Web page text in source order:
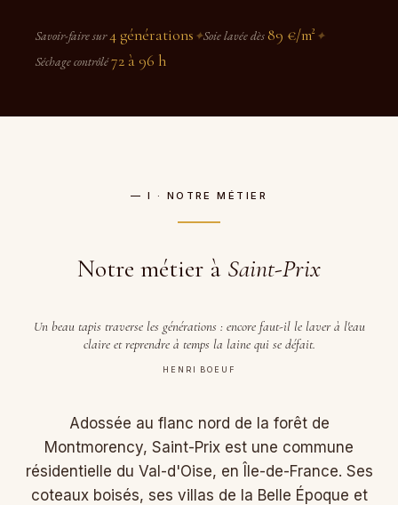
Savoir-faire sur4 générations ✦Soie lavée dès 89 €/m² ✦
Séchage contrôlé72 à 96 h
— I · NOTRE MÉTIER
Notre métier à Saint-Prix
Un beau tapis traverse les générations : encore faut-il le laver à l'eau
claire et reprendre à temps la laine qui se défait.
HENRI BOEUF
Adossée au flanc nord de la forêt de
Montmorency, Saint-Prix est une commune
résidentielle du Val-d'Oise, en Île-de-France. Ses
coteaux boisés, ses villas de la Belle Époque et